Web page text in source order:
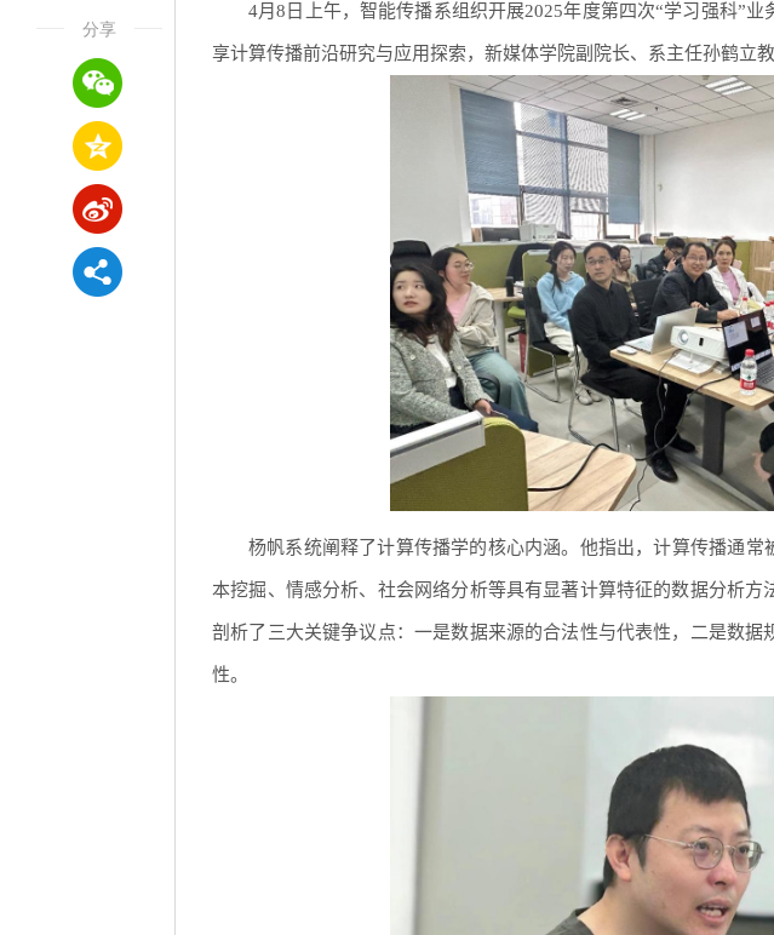
分享
4月8日上午，智能传播系组织开展2025年度第四次“学习强科”
享计算传播前沿研究与应用探索，新媒体学院副院长、系主任孙鹤立
杨帆系统阐释了计算传播学的核心内涵。他指出，计算传播通
本挖掘、情感分析、社会网络分析等具有显著计算特征的数据分析
剖析了三大关键争议点：一是数据来源的合法性与代表性，二是数
性。